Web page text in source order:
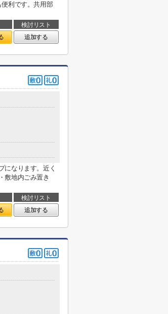
利です。共用部
検討リスト
追加する
になります。近く
敷地内ごみ置き
検討リスト
追加する